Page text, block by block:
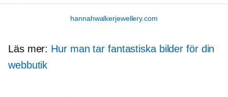
hannahwalkerjewellery.com
Läs mer: Hur man tar fantastiska bilder för din
webbutik